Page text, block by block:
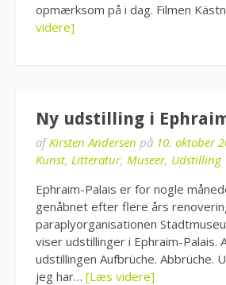
opmærksom på i dag. Filmen
videre]
Ny udstilling i
afKirsten Andersen på 10. oktober
Kunst, Litteratur, Museer, Udstilling
Ephraim-Palais er for nogle
genåbnet efter flere års
paraplyorganisationen
viser udstillinger i Ephraim-Palais.
udstillingen Aufbrüche. Abbrüche.
jeg har… [Læs videre]